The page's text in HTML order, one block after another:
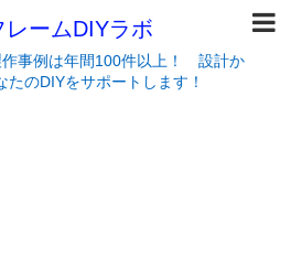
ームDIYラボ
作事例は年間100件以上！ 設計か
のDIYをサポートします！